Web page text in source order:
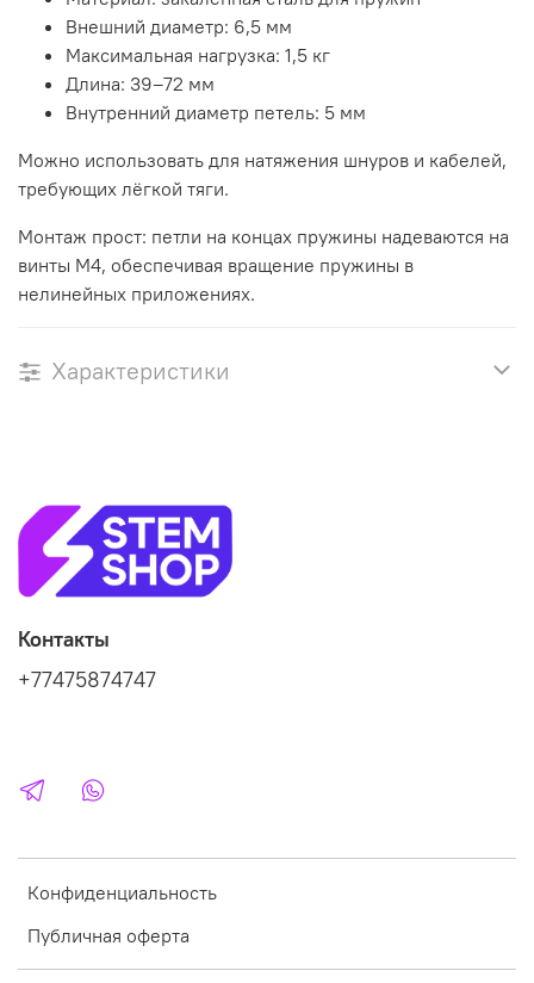
Внешний диаметр: 6,5 мм
Максимальная нагрузка: 1,5 кг
Длина: 39–72 мм
Внутренний диаметр петель: 5 мм
Можно использовать для натяжения шнуров и кабелей,
требующих лёгкой тяги.
Монтаж прост: петли на концах пружины надеваются на
винты M4, обеспечивая вращение пружины в
нелинейных приложениях.
Характеристики
Конфиденциальность
Публичная оферта
Контакты
+77475874747